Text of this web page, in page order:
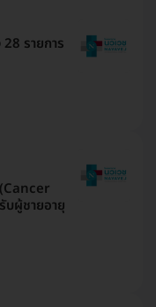
รายการ
ผู้ชายอายุ